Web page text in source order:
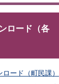
ロード（各
ード（町民課）